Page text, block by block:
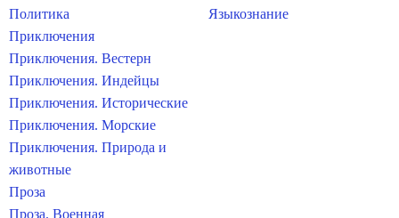
Политика
Приключения
Приключения. Вестерн
Приключения. Индейцы
Приключения. Исторические
Приключения. Морские
Приключения. Природа и
животные
Проза
Проза. Военная
Языкознание